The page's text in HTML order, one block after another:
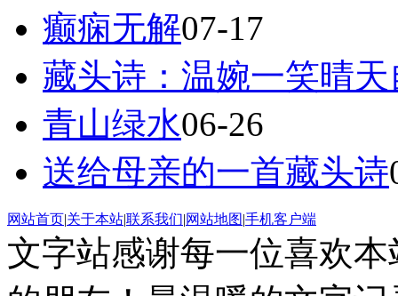
癫痫无解07-17
藏头诗：温婉一笑晴天
青山绿水06-26
送给母亲的一首藏头诗
网站首页|关于本站|联系我们|网站地图|手机客户端
文字站感谢每一位喜欢